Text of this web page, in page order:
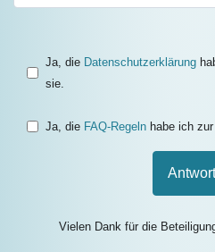
Ja, die Datenschutzerklärung
sie.
Ja, die FAQ-Regeln habe ich
Vielen Dank für die